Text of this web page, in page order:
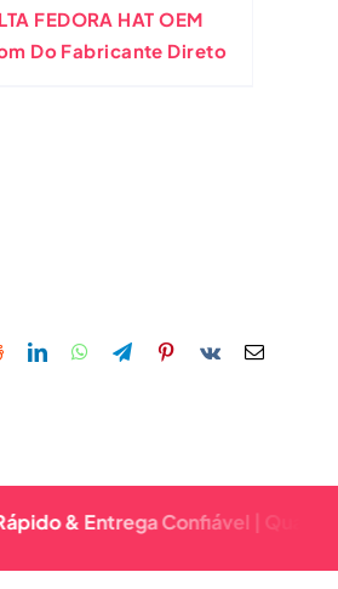
FEDORA HAT OEM
Do Fabricante Direto
Confiável | Qualidade